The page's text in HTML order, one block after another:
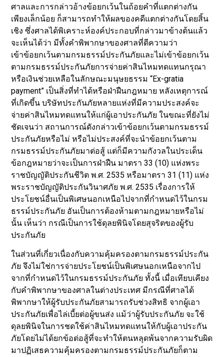
ศาลและการกล่าวอ้างข้อยกเว้นในถ้อยคำที่แตกต่างกัน
เพียงเล็กน้อย ก็สามารถทำให้ผลของคดีแตกต่างกันโดยสิ้น
เชิง ซึ่งศาลได้พิเคราะห์องค์ประกอบที่กล่าวมาข้างต้นแล้ว
จะเห็นได้ว่า มีทั้งคำพิพากษาของศาลที่ตีความว่า
เข้าข้อยกเว้นตามกรมธรรม์ประกันภัยและไม่เข้าข้อยกเว้น
ตามกรมธรรม์ประกันภัยการจ่ายค่าสินไหมทดแทนกรุณา
หรือเงินช่วยเหลือในลักษณะมนุษยธรรม “Ex-gratia
payment” เป็นสิ่งที่ทำได้หรือฝ่าฝืนกฎหมาย หลังเหตุการณ์
ที่เกิดขึ้น บริษัทประกันภัยหลายแห่งที่มีความประสงค์จะ
จ่ายค่าสินไหมทดแทนให้แก่ผู้เอาประกันภัย ในขณะที่ยังไม่
ชัดเจนว่า สถานการณ์ดังกล่าวเข้าข้อยกเว้นตามกรมธรรม์
ประกันภัยหรือไม่ หรือไม่ประสงค์ที่จะนำข้อยกเว้นตาม
กรมธรรม์ประกันภัยมาต่อสู้ แต่ก็มีความกังวลในประเด็น
ข้อกฎหมายว่าจะเป็นการฝ่าฝืน มาตรา 33 (10) แห่งพระ
ราชบัญญัติประกันชีวิต พ.ศ. 2535 หรือมาตรา 31 (11) แห่ง
พระราชบัญญัติประกันวินาศภัย พ.ศ. 2535 เรื่องการให้
ประโยชน์อื่นเป็นพิเศษนอกเหนือไปจากที่กำหนดไว้ในกรม
ธรรม์ประกันภัย อันเป็นการต้องห้ามตามกฎหมายหรือไม่
นั้น เห็นว่า กรณีเป็นการใช้ดุลยพินิจโดยสุจริตของผู้รับ
ประกันภัย
ในส่วนที่เกี่ยวเนื่องกับความคุ้มครองตามกรมธรรม์ประกัน
ภัย จึงไม่ใช่การจ่ายประโยชน์เป็นพิเศษนอกเหนือจากไป
จากที่กำหนดไว้ในกรมธรรม์ประกันภัย ทั้งนี้ เมื่อเทียบเคียง
กับคำพิพากษาของศาลในต่างประเทศ มีกรณีที่ศาลได้
พิพากษาให้ผู้รับประกันภัยสามารถรับช่วงสิทธิ จากผู้เอา
ประกันภัยเพื่อไล่เบี้ยต่อผู้ขนส่ง แม้ว่าผู้รับประกันภัย จะใช้
ดุลยพินิจในการชดใช้ค่าสินไหมทดแทนให้กับผู้เอาประกัน
ภัยโดยไม่ได้ยกข้อต่อสู้ที่จะทำให้ตนหลุดพ้นจากความรับผิด
มาปฏิเสธความคุ้มครองตามกรมธรรม์ประกันภัยก็ตาม